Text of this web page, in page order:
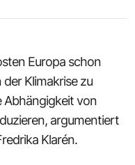
Europa schon
Klimakrise zu
Abhängigkeit von
argumentiert
Klarén.